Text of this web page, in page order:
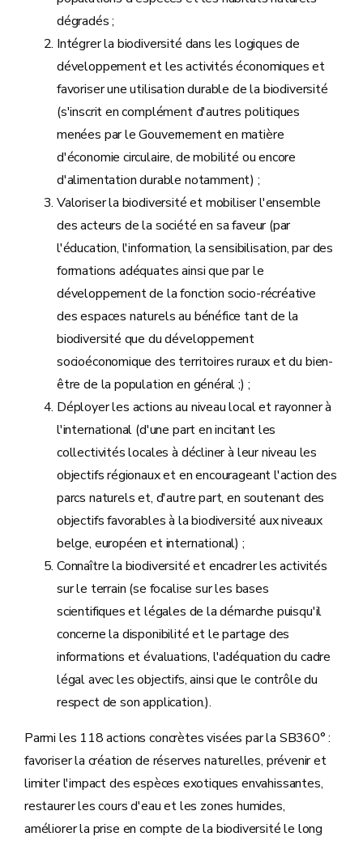
dégradés ;
Intégrer la biodiversité dans les logiques de
développement et les activités économiques et
favoriser une utilisation durable de la biodiversité
(s'inscrit en complément d'autres politiques
menées par le Gouvernement en matière
d'économie circulaire, de mobilité ou encore
d'alimentation durable notamment) ;
Valoriser la biodiversité et mobiliser l'ensemble
des acteurs de la société en sa faveur (par
l'éducation, l'information, la sensibilisation, par des
formations adéquates ainsi que par le
développement de la fonction socio-récréative
des espaces naturels au bénéfice tant de la
biodiversité que du développement
socioéconomique des territoires ruraux et du bien-
être de la population en général ;) ;
Déployer les actions au niveau local et rayonner à
l'international (d'une part en incitant les
collectivités locales à décliner à leur niveau les
objectifs régionaux et en encourageant l'action des
parcs naturels et, d'autre part, en soutenant des
objectifs favorables à la biodiversité aux niveaux
belge, européen et international) ;
Connaître la biodiversité et encadrer les activités
sur le terrain (se focalise sur les bases
scientifiques et légales de la démarche puisqu'il
concerne la disponibilité et le partage des
informations et évaluations, l'adéquation du cadre
légal avec les objectifs, ainsi que le contrôle du
respect de son application.).
Parmi les 118 actions concrètes visées par la SB360° :
favoriser la création de réserves naturelles, prévenir et
limiter l'impact des espèces exotiques envahissantes,
restaurer les cours d'eau et les zones humides,
améliorer la prise en compte de la biodiversité le long